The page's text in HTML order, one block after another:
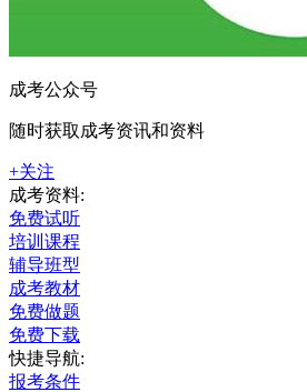
成考公众号
随时获取成考资讯和资料
+关注
成考资料:
免费试听
培训课程
辅导班型
成考教材
免费做题
免费下载
快捷导航:
报考条件